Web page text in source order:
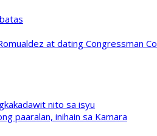
at dating Congressman Co
nito sa isyu
paaralan, inihain sa Kamara